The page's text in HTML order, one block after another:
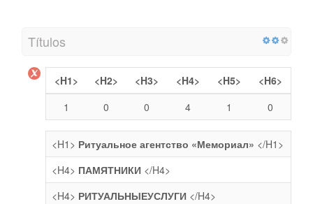
Títulos
<H1> <H2> <H3> <H4> <H5>
<H6>
1
0 0 4 1 0
<H1> Ритуальное агентство «Мемориал» </H1>
<H4> ПАМЯТНИКИ </H4>
<H4> РИТУАЛЬНЫЕУСЛУГИ </H4>